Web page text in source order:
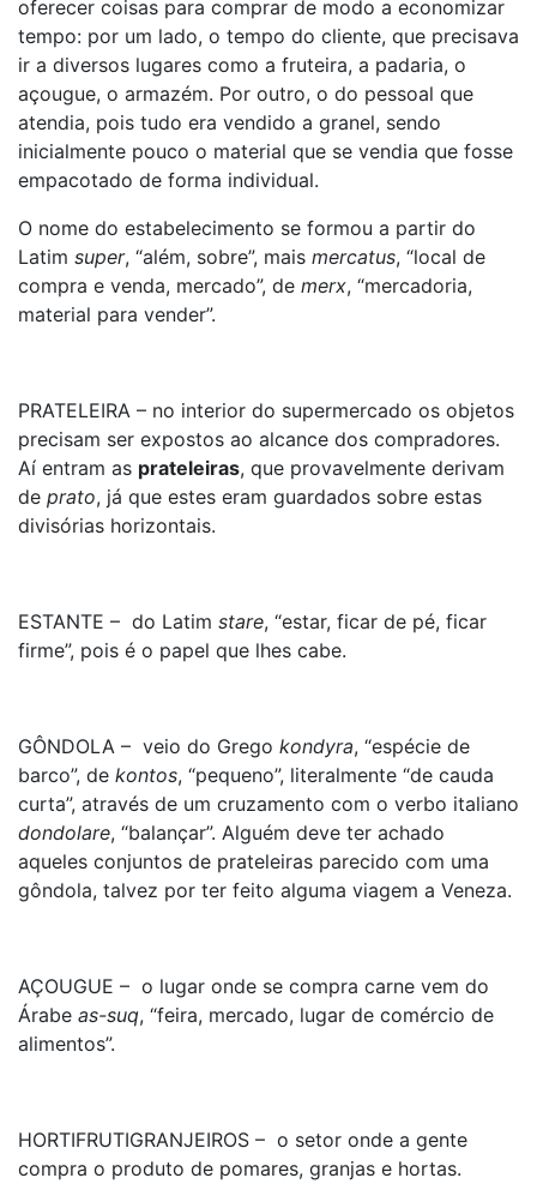
oferecer coisas para comprar de modo a economizar
tempo: por um lado, o tempo do cliente, que precisava
ir a diversos lugares como a fruteira, a padaria, o
açougue, o armazém. Por outro, o do pessoal que
atendia, pois tudo era vendido a granel, sendo
inicialmente pouco o material que se vendia que fosse
empacotado de forma individual.
O nome do estabelecimento se formou a partir do
Latim super, “além, sobre”, mais mercatus, “local de
compra e venda, mercado”, de merx, “mercadoria,
material para vender”.
PRATELEIRA – no interior do supermercado os objetos
precisam ser expostos ao alcance dos compradores.
Aí entram as prateleiras, que provavelmente derivam
de prato, já que estes eram guardados sobre estas
divisórias horizontais.
ESTANTE – do Latim stare, “estar, ficar de pé, ficar
firme”, pois é o papel que lhes cabe.
GÔNDOLA – veio do Grego kondyra, “espécie de
barco”, de kontos, “pequeno”, literalmente “de cauda
curta”, através de um cruzamento com o verbo italiano
dondolare, “balançar”. Alguém deve ter achado
aqueles conjuntos de prateleiras parecido com uma
gôndola, talvez por ter feito alguma viagem a Veneza.
AÇOUGUE – o lugar onde se compra carne vem do
Árabe as-suq, “feira, mercado, lugar de comércio de
alimentos”.
HORTIFRUTIGRANJEIROS – o setor onde a gente
compra o produto de pomares, granjas e hortas.